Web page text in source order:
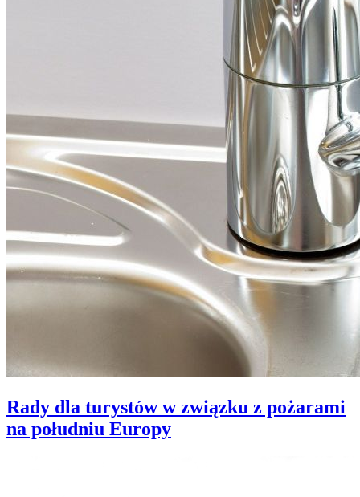
Rady dla turystów w związku z pożarami
na południu Europy